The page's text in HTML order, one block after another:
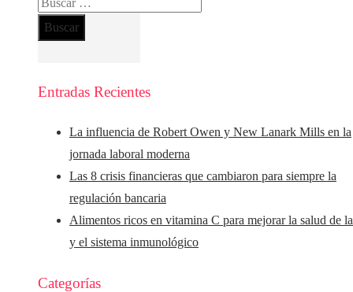
Entradas Recientes
La influencia de Robert Owen y New Lanark Mills en la
jornada laboral moderna
Las 8 crisis financieras que cambiaron para siempre la
regulación bancaria
Alimentos ricos en vitamina C para mejorar la salud de
y el sistema inmunológico
Categorías